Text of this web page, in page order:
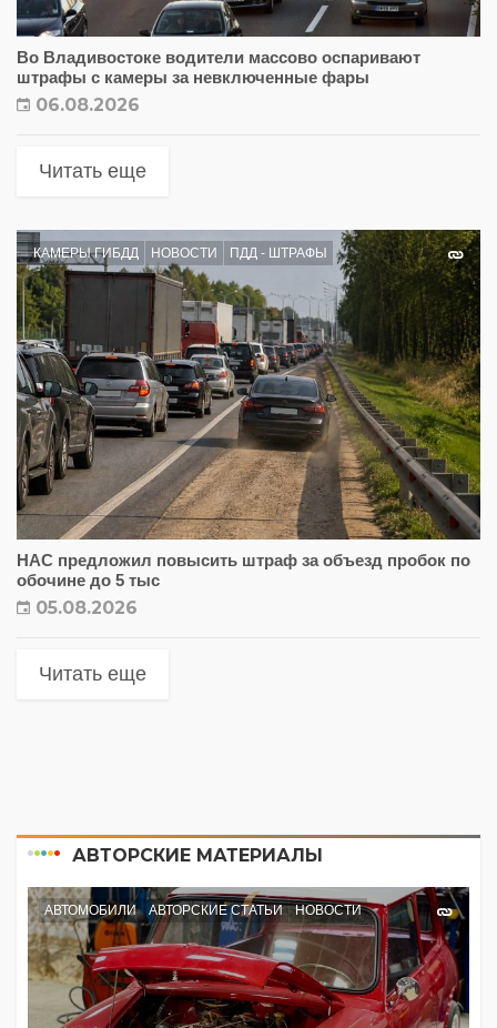
Во Владивостоке водители массово оспаривают
штрафы с камеры за невключенные фары
06.08.2026
Читать еще
КАМЕРЫ ГИБДД НОВОСТИ ПДД - ШТРАФЫ
НАС предложил повысить штраф за объезд пробок по
обочине до 5 тыс
05.08.2026
Читать еще
АВТОРСКИЕ МАТЕРИАЛЫ
АВТОМОБИЛИ АВТОРСКИЕ СТАТЬИ НОВОСТИ